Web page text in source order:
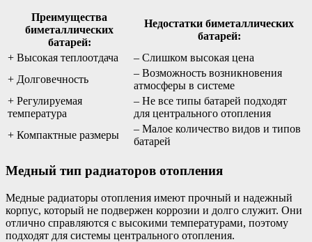
Преимущества
биметаллических
батарей:
Недостатки биметаллических
батарей:
+ Высокая теплоотдача
– Слишком высокая цена
+ Долговечность
– Возможность возникновения
атмосферы в системе
+ Регулируемая
температура
– Не все типы батарей подходят
для центрального отопления
+ Компактные размеры
– Малое количество видов и типов
батарей
Медный тип радиаторов отопления
Медные радиаторы отопления имеют прочный и надежный
корпус, который не подвержен коррозии и долго служит. Они
отлично справляются с высокими температурами, поэтому
подходят для системы центрального отопления.